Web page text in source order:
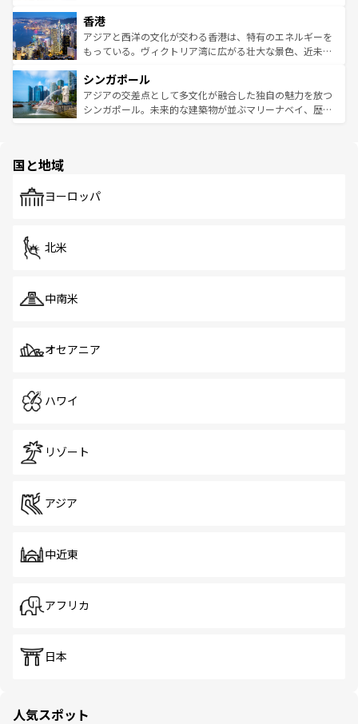
とつ。フォーやバインミー、ベトナムコーヒーなどは、ぜ
ひ現地で味わいたい。どの地域を訪れてもあたたかい人々
が旅行者を迎えてくれるので、きっと忘れられない旅にな
参照してほしい。
の活気が交差している。北部ではチェンマイなどの山岳地
帯で自然と触れ合い、南部ではプーケットやクラビの美し
いビーチでリゾート気分を楽しむことができる。タイ料理
激する。気候は一年中温暖で、どの季節にも異なる楽しみ
が待っている。親しみやすいタイの人々、仏教を中心とし
た文化、そして多様な観光資源が、訪れる旅人を魅了し続
香港
アジアと西洋の文化が交わる香港は、特有のエネルギーを
もっている。ヴィクトリア湾に広がる壮大な景色、近未来
み、どこを訪れても感動するはず。観光スポットが密集し
ており、効率よく見どころを回れるのも魅力。息をのむよ
うな絶景から文化的な体験まで、香港を存分に楽しみ尽く
シンガポール
アジアの交差点として多文化が融合した独自の魅力を放つ
シンガポール。未来的な建築物が並ぶマリーナベイ、歴史
で、ホーカーズは地元の風情を楽しめる外せないスポット
国と地域
ヨーロッパ
北米
中南米
オセアニア
ハワイ
リゾート
アジア
中近東
アフリカ
日本
人気スポット